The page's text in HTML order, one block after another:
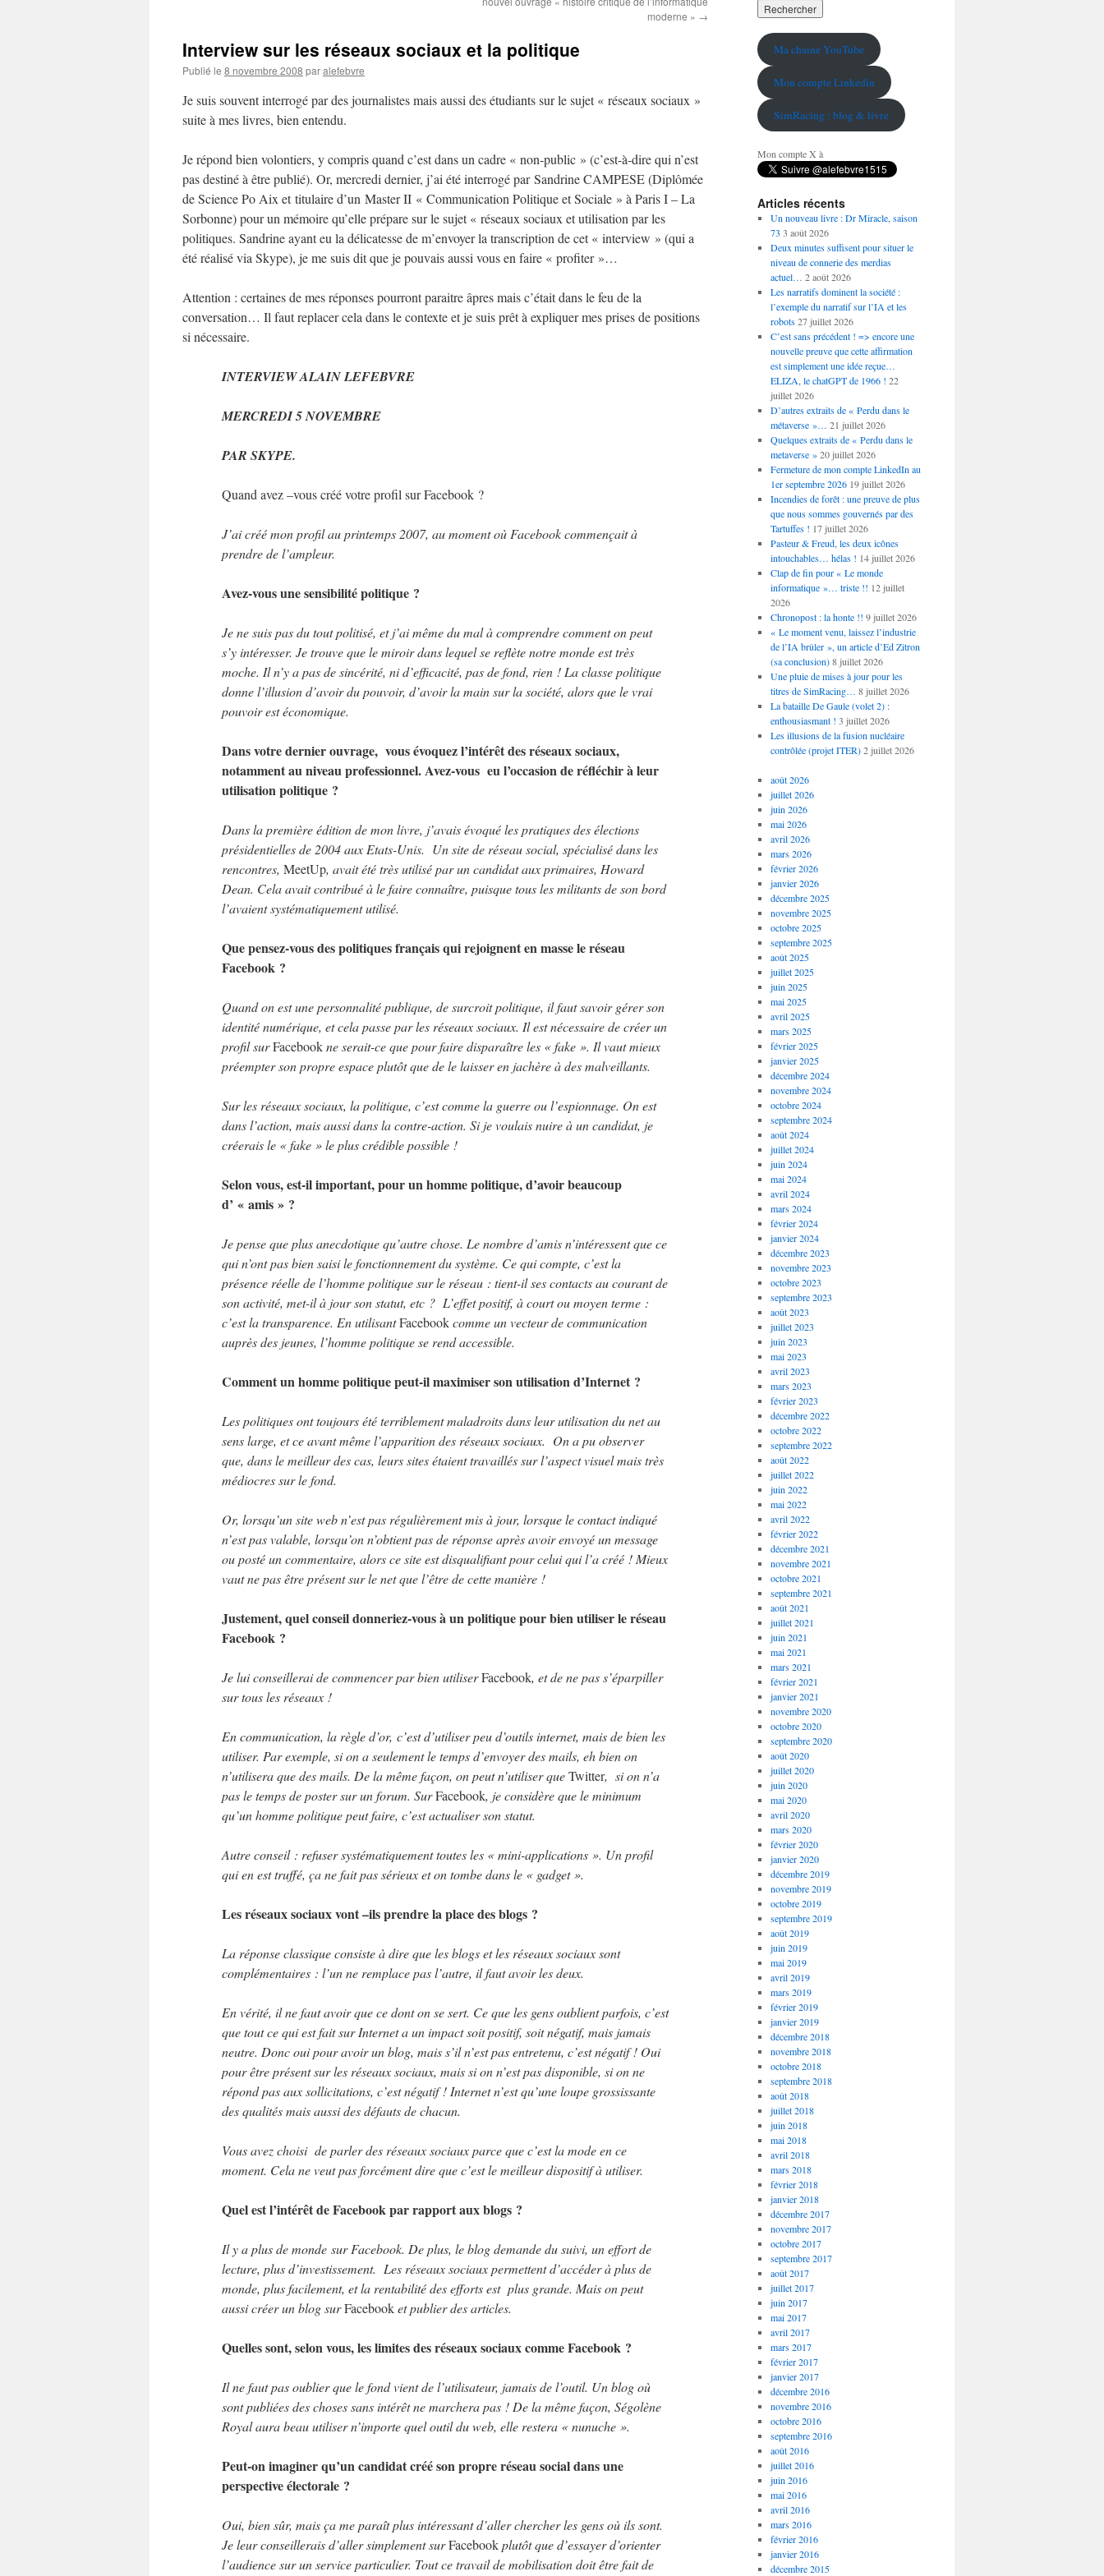
moderne » →
Interview sur les réseaux sociaux et la politique
Publié le 8 novembre 2008 paralefebvre
Je suis souvent interrogé par des journalistes mais aussi des étudiants sur le sujet « réseaux sociaux »
suite à mes livres, bien entendu.
Je répond bien volontiers, y compris quand c’est dans un cadre « non-public » (c’est-à-dire qui n’est
pas destiné à être publié). Or, mercredi dernier, j’ai été interrogé par Sandrine CAMPESE (Diplômée
de Science Po Aix et titulaire d’un Master II « Communication Politique et Sociale » à Paris I – La
Sorbonne) pour un mémoire qu’elle prépare sur le sujet « réseaux sociaux et utilisation par les
politiques. Sandrine ayant eu la délicatesse de m’envoyer la transcription de cet « interview » (qui a
été réalisé via Skype), je me suis dit que je pouvais aussi vous en faire « profiter »…
Attention : certaines de mes réponses pourront paraitre âpres mais c’était dans le feu de la
conversation… Il faut replacer cela dans le contexte et je suis prêt à expliquer mes prises de positions
si nécessaire.
INTERVIEW ALAIN LEFEBVRE
MERCREDI 5 NOVEMBRE
PAR SKYPE.
Quand avez –vous créé votre profil sur Facebook ?
J’ai créé mon profil au printemps 2007, au moment où Facebook commençait à
prendre de l’ampleur.
Avez-vous une sensibilité politique ?
Je ne suis pas du tout politisé, et j’ai même du mal à comprendre comment on peut
s’y intéresser. Je trouve que le miroir dans lequel se reflète notre monde est très
moche. Il n’y a pas de sincérité, ni d’efficacité, pas de fond, rien ! La classe politique
donne l’illusion d’avoir du pouvoir, d’avoir la main sur la société, alors que le vrai
pouvoir est économique.
Dans votre dernier ouvrage, vous évoquez l’intérêt des réseaux sociaux,
notamment au niveau professionnel. Avez-vous eu l’occasion de réfléchir à leur
utilisation politique ?
Dans la première édition de mon livre, j’avais évoqué les pratiques des élections
présidentielles de 2004 aux Etats-Unis. Un site de réseau social, spécialisé dans les
rencontres, MeetUp, avait été très utilisé par un candidat aux primaires, Howard
Dean. Cela avait contribué à le faire connaître, puisque tous les militants de son bord
l’avaient systématiquement utilisé.
Que pensez-vous des politiques français qui rejoignent en masse le réseau
Facebook ?
Quand on est une personnalité publique, de surcroit politique, il faut savoir gérer son
identité numérique, et cela passe par les réseaux sociaux. Il est nécessaire de créer un
profil surFacebookne serait-ce que pour faire disparaître les « fake ». Il vaut mieux
préempter son propre espace plutôt que de le laisser en jachère à des malveillants.
Sur les réseaux sociaux, la politique, c’est comme la guerre ou l’espionnage. On est
dans l’action, mais aussi dans la contre-action. Si je voulais nuire à un candidat, je
créerais le « fake » le plus crédible possible !
Selon vous, est-il important, pour un homme politique, d’avoir beaucoup
d’ « amis » ?
Je pense que plus anecdotique qu’autre chose. Le nombre d’amis n’intéressent que ce
qui n’ont pas bien saisi le fonctionnement du système. Ce qui compte, c’est la
présence réelle de l’homme politique sur le réseau : tient-il ses contacts au courant de
son activité, met-il à jour son statut, etc ? L’effet positif, à court ou moyen terme :
c’est la transparence. En utilisantFacebookcomme un vecteur de communication
auprès des jeunes, l’homme politique se rend accessible.
Comment un homme politique peut-il maximiser son utilisation d’Internet ?
Les politiques ont toujours été terriblement maladroits dans leur utilisation du net au
sens large, et ce avant même l’apparition des réseaux sociaux. On a pu observer
que, dans le meilleur des cas, leurs sites étaient travaillés sur l’aspect visuel mais très
médiocres sur le fond.
Or, lorsqu’un site web n’est pas régulièrement mis à jour, lorsque le contact indiqué
n’est pas valable, lorsqu’on n’obtient pas de réponse après avoir envoyé un message
ou posté un commentaire, alors ce site est disqualifiant pour celui qui l’a créé ! Mieux
vaut ne pas être présent sur le net que l’être de cette manière !
Justement, quel conseil donneriez-vous à un politique pour bien utiliser le réseau
Facebook ?
Je lui conseillerai de commencer par bien utiliserFacebook, et de ne pas s’éparpiller
sur tous les réseaux !
En communication, la règle d’or, c’est d’utiliser peu d’outils internet, mais de bien les
utiliser. Par exemple, si on a seulement le temps d’envoyer des mails, eh bien on
n’utilisera que des mails. De la même façon, on peut n’utiliser queTwitter, si on n’a
pas le temps de poster sur un forum. SurFacebook, je considère que le minimum
qu’un homme politique peut faire, c’est actualiser son statut.
Autre conseil : refuser systématiquement toutes les « mini-applications ». Un profil
qui en est truffé, ça ne fait pas sérieux et on tombe dans le « gadget ».
Les réseaux sociaux vont –ils prendre la place des blogs ?
La réponse classique consiste à dire que les blogs et les réseaux sociaux sont
complémentaires : l’un ne remplace pas l’autre, il faut avoir les deux.
En vérité, il ne faut avoir que ce dont on se sert. Ce que les gens oublient parfois, c’est
que tout ce qui est fait sur Internet a un impact soit positif, soit négatif, mais jamais
neutre. Donc oui pour avoir un blog, mais s’il n’est pas entretenu, c’est négatif ! Oui
pour être présent sur les réseaux sociaux, mais si on n’est pas disponible, si on ne
répond pas aux sollicitations, c’est négatif ! Internet n’est qu’une loupe grossissante
des qualités mais aussi des défauts de chacun.
Vous avez choisi de parler des réseaux sociaux parce que c’est la mode en ce
moment. Cela ne veut pas forcément dire que c’est le meilleur dispositif à utiliser.
Quel est l’intérêt de Facebook par rapport aux blogs ?
Il y a plus de monde sur Facebook. De plus, le blog demande du suivi, un effort de
lecture, plus d’investissement. Les réseaux sociaux permettent d’accéder à plus de
monde, plus facilement, et la rentabilité des efforts est plus grande. Mais on peut
aussi créer un blog surFacebooket publier des articles.
Quelles sont, selon vous, les limites des réseaux sociaux comme Facebook ?
Il ne faut pas oublier que le fond vient de l’utilisateur, jamais de l’outil. Un blog où
sont publiées des choses sans intérêt ne marchera pas ! De la même façon, Ségolène
Royal aura beau utiliser n’importe quel outil du web, elle restera « nunuche ».
Peut-on imaginer qu’un candidat créé son propre réseau social dans une
perspective électorale ?
Oui, bien sûr, mais ça me paraît plus intéressant d’aller chercher les gens où ils sont.
Je leur conseillerais d’aller simplement surFacebookplutôt que d’essayer d’orienter
l’audience sur un service particulier. Tout ce travail de mobilisation doit être fait de
Ma chaine YouTube
Mon compte Linkedin
SimRacing : blog & livre
Mon compte X à
Articles récents
Un nouveau livre : Dr Miracle, saison
73 3 août 2026
Deux minutes suffisent pour situer le
niveau de connerie des merdias
actuel… 2 août 2026
Les narratifs dominent la société :
l’exemple du narratif sur l’IA et les
robots 27 juillet 2026
C’est sans précédent ! => encore une
nouvelle preuve que cette affirmation
est simplement une idée reçue…
ELIZA, le chatGPT de 1966 ! 22
juillet 2026
D’autres extraits de « Perdu dans le
métaverse »… 21 juillet 2026
Quelques extraits de « Perdu dans le
metaverse » 20 juillet 2026
Fermeture de mon compte LinkedIn au
1er septembre 2026 19 juillet 2026
Incendies de forêt : une preuve de plus
que nous sommes gouvernés par des
Tartuffes ! 17 juillet 2026
Pasteur & Freud, les deux icônes
intouchables… hélas ! 14 juillet 2026
Clap de fin pour « Le monde
informatique »… triste !! 12 juillet
2026
Chronopost : la honte !! 9 juillet 2026
« Le moment venu, laissez l’industrie
de l’IA brûler », un article d’Ed Zitron
(sa conclusion) 8 juillet 2026
Une pluie de mises à jour pour les
titres de SimRacing… 8 juillet 2026
La bataille De Gaule (volet 2) :
enthousiasmant ! 3 juillet 2026
Les illusions de la fusion nucléaire
contrôlée (projet ITER) 2 juillet 2026
août 2026
juillet 2026
juin 2026
mai 2026
avril 2026
mars 2026
février 2026
janvier 2026
décembre 2025
novembre 2025
octobre 2025
septembre 2025
août 2025
juillet 2025
juin 2025
mai 2025
avril 2025
mars 2025
février 2025
janvier 2025
décembre 2024
novembre 2024
octobre 2024
septembre 2024
août 2024
juillet 2024
juin 2024
mai 2024
avril 2024
mars 2024
février 2024
janvier 2024
décembre 2023
novembre 2023
octobre 2023
septembre 2023
août 2023
juillet 2023
juin 2023
mai 2023
avril 2023
mars 2023
février 2023
décembre 2022
octobre 2022
septembre 2022
août 2022
juillet 2022
juin 2022
mai 2022
avril 2022
février 2022
décembre 2021
novembre 2021
octobre 2021
septembre 2021
août 2021
juillet 2021
juin 2021
mai 2021
mars 2021
février 2021
janvier 2021
novembre 2020
octobre 2020
septembre 2020
août 2020
juillet 2020
juin 2020
mai 2020
avril 2020
mars 2020
février 2020
janvier 2020
décembre 2019
novembre 2019
octobre 2019
septembre 2019
août 2019
juin 2019
mai 2019
avril 2019
mars 2019
février 2019
janvier 2019
décembre 2018
novembre 2018
octobre 2018
septembre 2018
août 2018
juillet 2018
juin 2018
mai 2018
avril 2018
mars 2018
février 2018
janvier 2018
décembre 2017
novembre 2017
octobre 2017
septembre 2017
août 2017
juillet 2017
juin 2017
mai 2017
avril 2017
mars 2017
février 2017
janvier 2017
décembre 2016
novembre 2016
octobre 2016
septembre 2016
août 2016
juillet 2016
juin 2016
mai 2016
avril 2016
mars 2016
février 2016
janvier 2016
décembre 2015